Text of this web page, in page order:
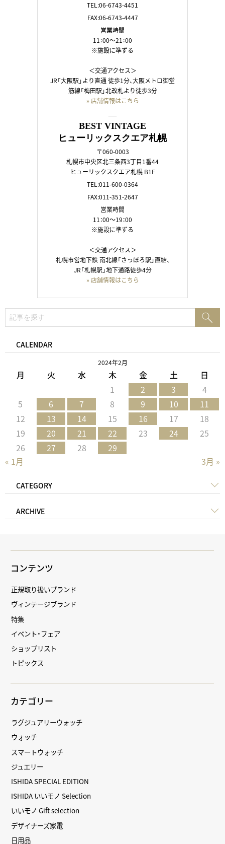
TEL:06-6743-4451
FAX:06-6743-4447
営業時間
11：00～21：00
※施設に準ずる
＜交通アクセス＞
JR「大阪駅」より直通 徒歩1分、大阪メトロ御堂
筋線「梅田駅」北改札より徒歩3分
» 店舗情報はこちら
――
BEST VINTAGE
ヒューリックスクエア札幌
〒060-0003
札幌市中央区北三条西3丁目1番44
ヒューリックスクエア札幌 B1F
TEL:011-600-0364
FAX:011-351-2647
営業時間
11：00～19：00
※施設に準ずる
＜交通アクセス＞
札幌市営地下鉄 南北線「さっぽろ駅」直結、
JR「札幌駅」地下通路徒歩4分
» 店舗情報はこちら
索:
CALENDAR
2024年2月
月 火 水 木 金 土 日
« 1月 3月 »
1 2 3
4
5
6 7 8 9 10
11
12
13 14 15 16 17
18
19
20 21 22 23 24
25
26
27 28 29
CATEGORY
ARCHIVE
コンテンツ
正規取り扱いブランド
ヴィンテージブランド
特集
イベント・フェア
ショップリスト
トピックス
カテゴリー
ラグジュアリーウォッチ
ウォッチ
スマートウォッチ
ジュエリー
ISHIDA SPECIAL EDITION
ISHIDA いいモノ Selection
いいモノ Gift selection
デザイナーズ家電
日用品